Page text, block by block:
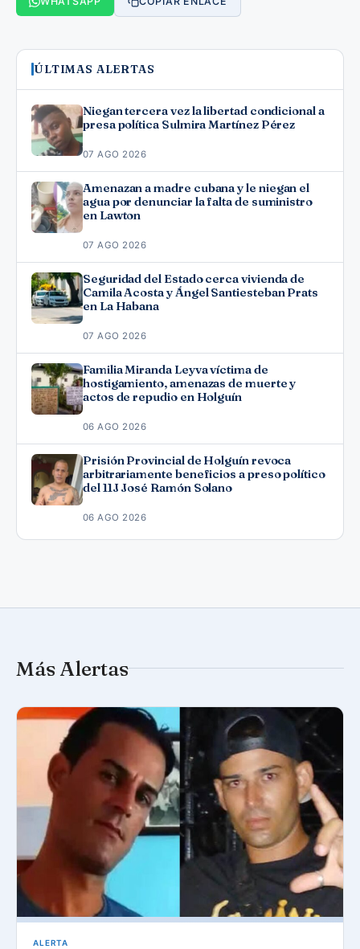
ÚLTIMAS ALERTAS
Niegan tercera vez la libertad condicional a
presa política Sulmira Martínez Pérez
07 AGO 2026
Amenazan a madre cubana y le niegan el
agua por denunciar la falta de suministro
en Lawton
07 AGO 2026
Seguridad del Estado cerca vivienda de
Camila Acosta y Ángel Santiesteban Prats
en La Habana
07 AGO 2026
Familia Miranda Leyva víctima de
hostigamiento, amenazas de muerte y
actos de repudio en Holguín
06 AGO 2026
Prisión Provincial de Holguín revoca
arbitrariamente beneficios a preso político
del 11J José Ramón Solano
06 AGO 2026
Más Alertas
ALERTA